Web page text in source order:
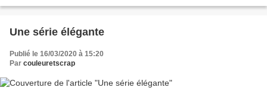
Une série élégante
Publié le 16/03/2020 à 15:20
Par couleuretscrap